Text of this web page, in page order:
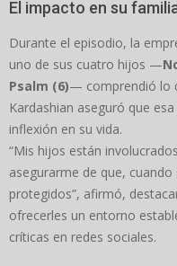
El impacto en su
Durante el episodio, la
uno de sus cuatro hijos —
Psalm (6)— comprendió lo
Kardashian aseguró que
inflexión en su vida.
“Mis hijos están
asegurarme de que,
protegidos”, afirmó,
ofrecerles un entorno
críticas en redes sociales.